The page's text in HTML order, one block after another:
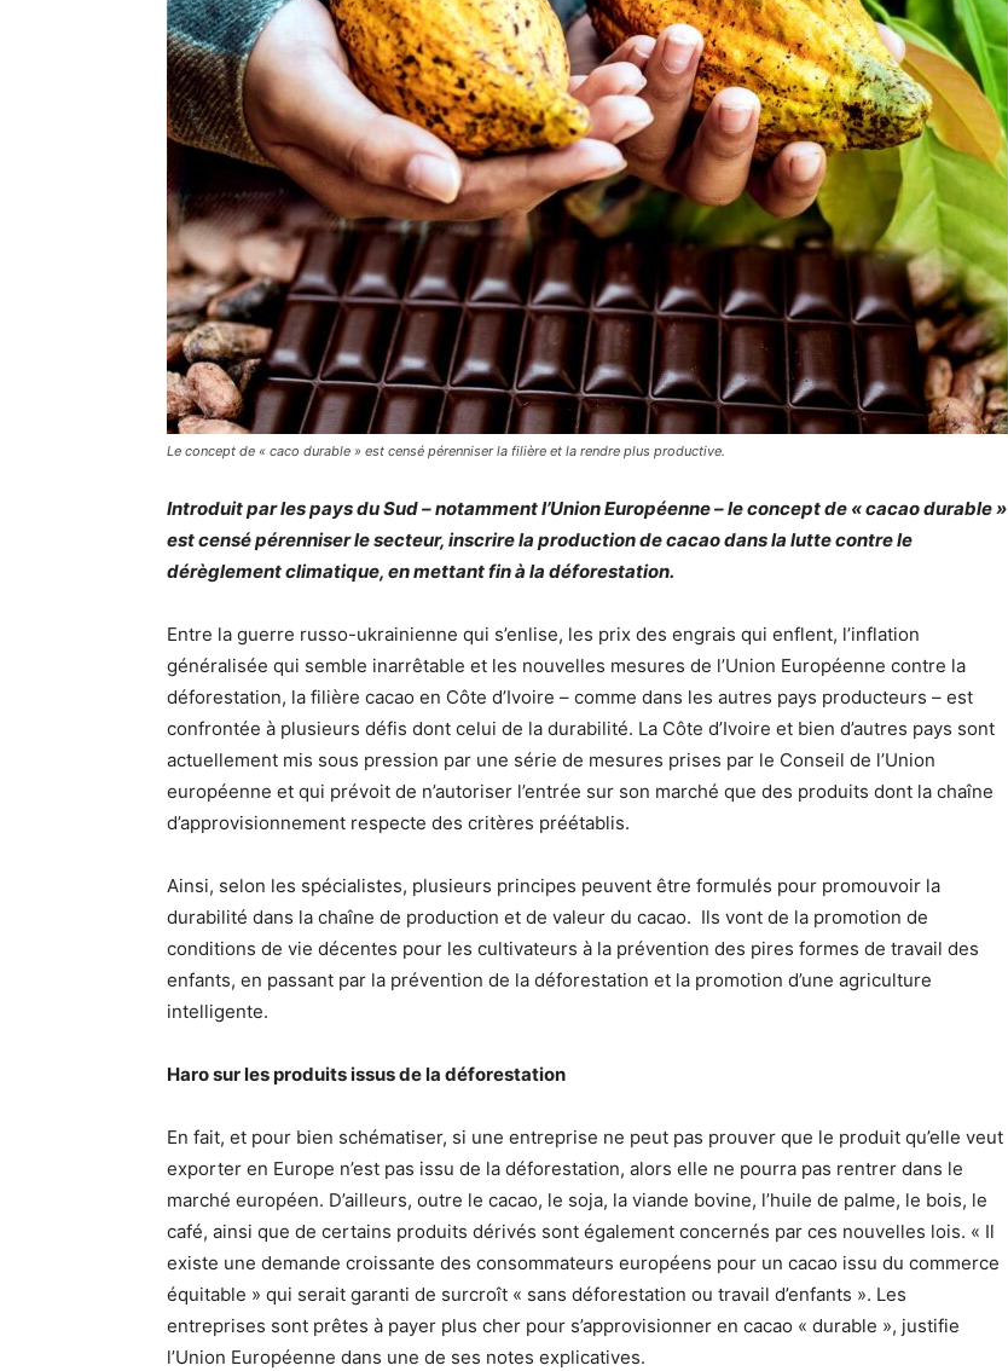
Le concept de « caco durable » est censé pérenniser la filière et la rendre plus productive.
Introduit par les pays du Sud – notamment l’Union Européenne – le concept de « cacao durable »
est censé pérenniser le secteur, inscrire la production de cacao dans la lutte contre le
dérèglement climatique, en mettant fin à la déforestation.
Entre la guerre russo-ukrainienne qui s’enlise, les prix des engrais qui enflent, l’inflation
généralisée qui semble inarrêtable et les nouvelles mesures de l’Union Européenne contre la
déforestation, la filière cacao en Côte d’Ivoire – comme dans les autres pays producteurs – est
confrontée à plusieurs défis dont celui de la durabilité. La Côte d’Ivoire et bien d’autres pays sont
actuellement mis sous pression par une série de mesures prises par le Conseil de l’Union
européenne et qui prévoit de n’autoriser l’entrée sur son marché que des produits dont la chaîne
d’approvisionnement respecte des critères préétablis.
Ainsi, selon les spécialistes, plusieurs principes peuvent être formulés pour promouvoir la
durabilité dans la chaîne de production et de valeur du cacao. Ils vont de la promotion de
conditions de vie décentes pour les cultivateurs à la prévention des pires formes de travail des
enfants, en passant par la prévention de la déforestation et la promotion d’une agriculture
intelligente.
Haro sur les produits issus de la déforestation
En fait, et pour bien schématiser, si une entreprise ne peut pas prouver que le produit qu’elle veut
exporter en Europe n’est pas issu de la déforestation, alors elle ne pourra pas rentrer dans le
marché européen. D’ailleurs, outre le cacao, le soja, la viande bovine, l’huile de palme, le bois, le
café, ainsi que de certains produits dérivés sont également concernés par ces nouvelles lois. « Il
existe une demande croissante des consommateurs européens pour un cacao issu du commerce
équitable » qui serait garanti de surcroît « sans déforestation ou travail d’enfants ». Les
entreprises sont prêtes à payer plus cher pour s’approvisionner en cacao « durable », justifie
l’Union Européenne dans une de ses notes explicatives.